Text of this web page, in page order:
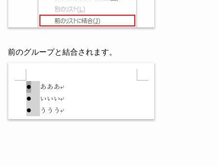
前のグループと結合されます。